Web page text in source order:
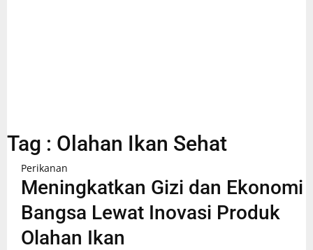
Tag : Olahan Ikan Sehat
Perikanan
Meningkatkan Gizi dan Ekonomi
Bangsa Lewat Inovasi Produk
Olahan Ikan